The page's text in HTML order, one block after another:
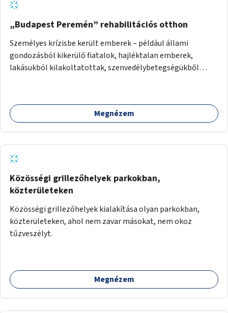
„Budapest Peremén” rehabilitációs otthon
Személyes krízisbe került emberek – például állami
gondozásból kikerülő fiatalok, hajléktalan emberek,
lakásukból kilakoltatottak, szenvedélybetegségükből
civil/szakmai szervezeti háttérrel. A program a közvetlen
segítségen, biztonságnyújtáson kívül gazdálkodásba is
szemléletformálást is céljának tekinti.
Megnézem
Közösségi grillezőhelyek parkokban,
közterületeken
Közösségi grillezőhelyek kialakítása olyan parkokban,
közterületeken, ahol nem zavar másokat, nem okoz
tűzveszélyt.
Megnézem